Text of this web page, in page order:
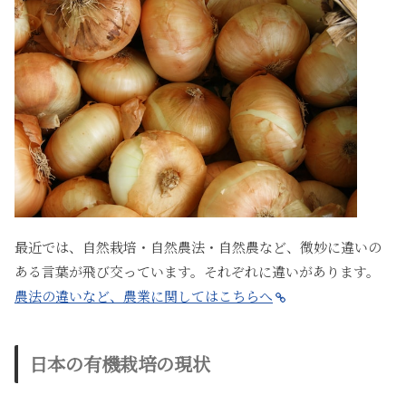
最近では、自然栽培・自然農法・自然農など、微妙に違いの
ある言葉が飛び交っています。それぞれに違いがあります。
農法の違いなど、農業に関してはこちらへ
日本の有機栽培の現状